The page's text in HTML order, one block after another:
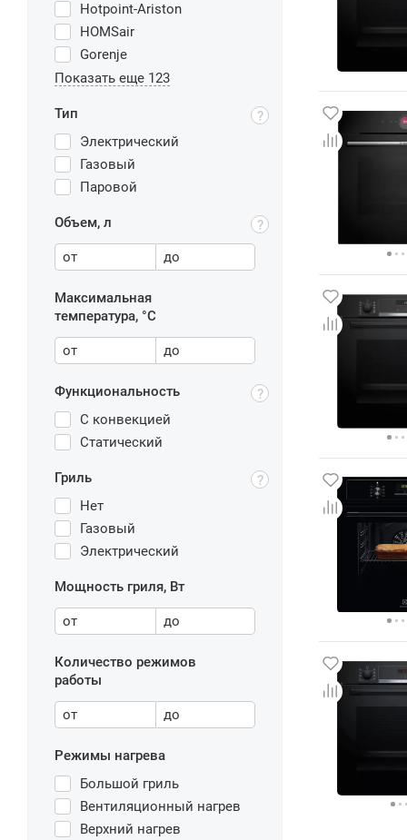
Hotpoint-Ariston
HOMSair
Gorenje
Показать еще 123
Тип
Электрический
Газовый
Паровой
Объем, л
от до
Максимальная
температура, °С
от до
Функциональность
С конвекцией
Статический
Гриль
Нет
Газовый
Электрический
Мощность гриля, Вт
от до
Количество режимов
работы
от до
Режимы нагрева
Большой гриль
Вентиляционный нагрев
Верхний нагрев